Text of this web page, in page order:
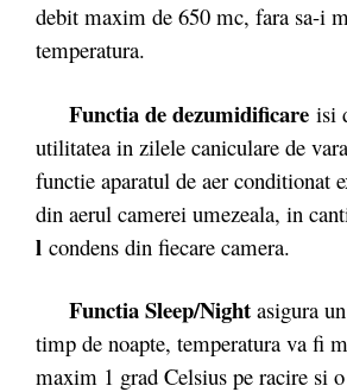
debit maxim de 650 mc, fara sa-i
temperatura.
Functia de dezumidificare isi
utilitatea in zilele caniculare de
functie aparatul de aer conditionat
din aerul camerei umezeala, in
l condens din fiecare camera.
Functia Sleep/Night asigura
timp de noapte, temperatura va fi
maxim 1 grad Celsius pe racire si